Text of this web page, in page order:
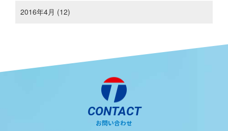
2016年4月 (12)
CONTACT
お問い合わせ